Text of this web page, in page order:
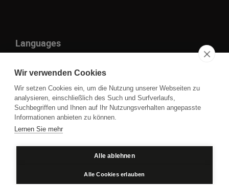
Languages
de
P.IVA IT01109860930 - Cod. Fisc. 00850050261 © 2023
Cookie policy
Wir verwenden Cookies
Wir setzen Cookies ein, um die Nutzung unserer Webseiten zu
analysieren, einschließlich des Such und Surfverlaufs,
Suchbegriffen und Ihnen auf Ihr Nutzungsverhalten angepasste
Informationen anbieten zu können.
Lernen Sie mehr
Alle ablehnen
Alle Cookies erlauben